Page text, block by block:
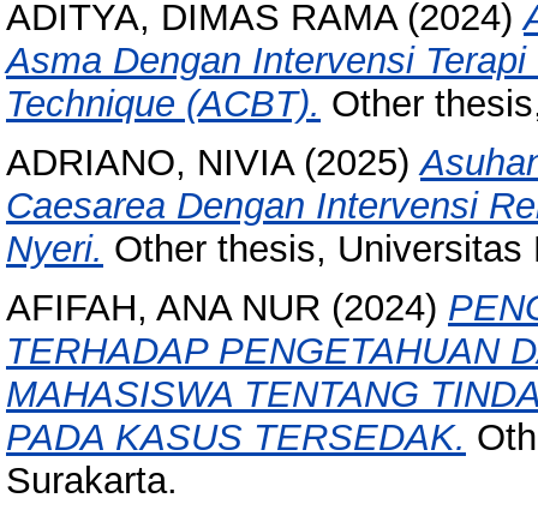
ADITYA, DIMAS RAMA(2024)
Asma Dengan Intervensi
Technique (ACBT). Other
ADRIANO, NIVIA(2025)
Caesarea Dengan Intervensi
Nyeri. Other thesis,
AFIFAH, ANA NUR (2024)
TERHADAP PENGETAHUAN
MAHASISWA TENTANG
PADA KASUS TERSEDAK.
Surakarta.